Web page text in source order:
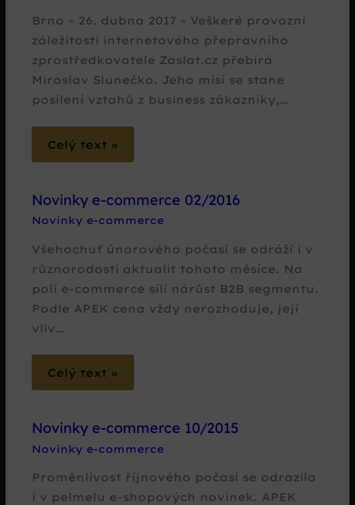
Brno – 26. dubna 2017 – Veškeré provozní
záležitosti internetového přepravního
zprostředkovatele Zaslat.cz přebírá
Miroslav Slunečko. Jeho misí se stane
posílení vztahů z business zákazníky,…
Celý text »
Novinky e-commerce 02/2016
Novinky e-commerce
Všehochuť únorového počasí se odráží i v
různorodosti aktualit tohoto měsíce. Na
poli e-commerce sílí nárůst B2B segmentu.
Podle APEK cena vždy nerozhoduje, její
vliv…
Celý text »
Novinky e-commerce 10/2015
Novinky e-commerce
Proměnlivost říjnového počasí se odrazila
i v pelmelu e-shopových novinek. APEK